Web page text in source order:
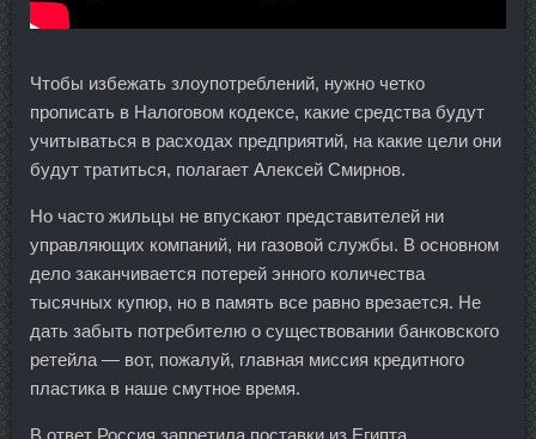
Чтобы избежать злоупотреблений, нужно четко
прописать в Налоговом кодексе, какие средства будут
учитываться в расходах предприятий, на какие цели они
будут тратиться, полагает Алексей Смирнов.
Но часто жильцы не впускают представителей ни
управляющих компаний, ни газовой службы. В основном
дело заканчивается потерей энного количества
тысячных купюр, но в память все равно врезается. Не
дать забыть потребителю о существовании банковского
ретейла — вот, пожалуй, главная миссия кредитного
пластика в наше смутное время.